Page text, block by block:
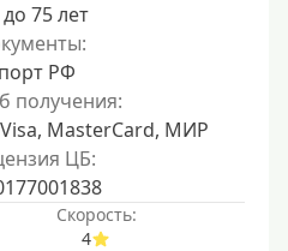
75 лет
РФ
получения:
Visa, MasterCard, МИР
ЦБ:
Скорость:
4